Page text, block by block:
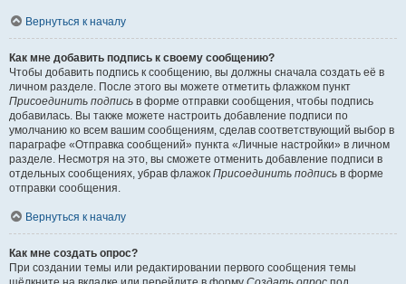
Вернуться к началу
Как мне добавить подпись к своему сообщению?
Чтобы добавить подпись к сообщению, вы должны сначала создать её в
личном разделе. После этого вы можете отметить флажком пункт
Присоединить подпись в форме отправки сообщения, чтобы подпись
добавилась. Вы также можете настроить добавление подписи по
умолчанию ко всем вашим сообщениям, сделав соответствующий выбор в
параграфе «Отправка сообщений» пункта «Личные настройки» в личном
разделе. Несмотря на это, вы сможете отменить добавление подписи в
отдельных сообщениях, убрав флажок Присоединить подпись в форме
отправки сообщения.
Вернуться к началу
Как мне создать опрос?
При создании темы или редактировании первого сообщения темы